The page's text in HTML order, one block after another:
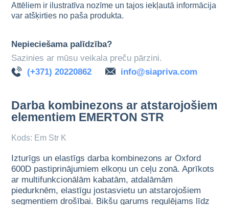
Attēliem ir ilustratīva nozīme un tajos iekļautā informācija
var atšķirties no paša produkta.
Nepieciešama palīdzība?
Sazinies ar mūsu veikala preču pārzini.
(+371) 20220862
info@siapriva.com
Darba kombinezons ar atstarojošiem
elementiem EMERTON STR
Kods: Em Str K
Izturīgs un elastīgs darba kombinezons ar Oxford
600D pastiprinājumiem elkoņu un ceļu zonā. Aprīkots
ar multifunkcionālām kabatām, atdalāmām
piedurknēm, elastīgu jostasvietu un atstarojošiem
segmentiem drošībai. Bikšu garums regulējams līdz